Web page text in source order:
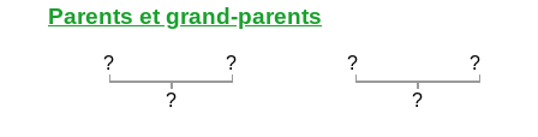
Parents et grand-parents
? ? ?
?
?
?